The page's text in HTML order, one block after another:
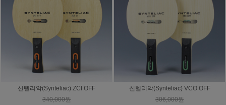
신텔리악(Synteliac) ZCI OFF
340,000원
신텔리악(Synteliac) VCO OFF
306,000원